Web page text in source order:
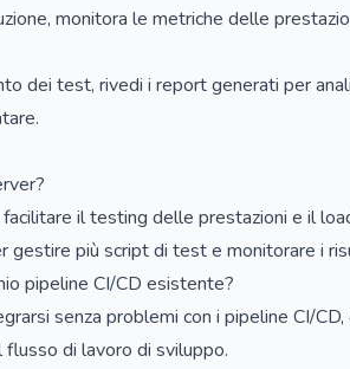
monitora le metriche delle
dei test, rivedi i report generati per
il testing delle prestazioni e il
gestire più script di test e monitorare i
pipeline CI/CD esistente?
senza problemi con i pipeline CI/
di lavoro di sviluppo.